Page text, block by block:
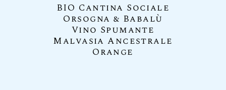
BIO Cantina Sociale
Orsogna & Babalù
Vino Spumante
Malvasia Ancestrale
Orange